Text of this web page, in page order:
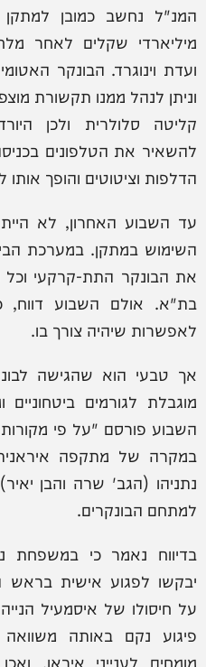
המנ"ל נחשב כמובן למתקן
מיליארדי שקלים לאחר
ועדת וינוגרד. הבונקר
וניתן לנהל ממנו תקשורת
קליטה סלולרית ולכן
להשאיר את הטלפונים
הדלפות וציטוטים והופך
עד השבוע האחרון, לא
השימוש במתקן. במערכת
את הבונקר התת-קרקעי וכל
בת"א. אולם השבוע דווח,
לאפשרות שיהיה צורך בו.
אך טבעי הוא שהגישה
מוגבלת לגורמים ביטחוניים
השבוע פורסם "על פי
במקרה של מתקפה
נתניהו (הגב' שרה והבן
למתחם הבונקרים.
בדיווח נאמר כי במשפחת
יבקשו לפגוע אישית
על חיסולו של איסמעיל
פיגוע נקם באותה
מומחים לענייני איראן.